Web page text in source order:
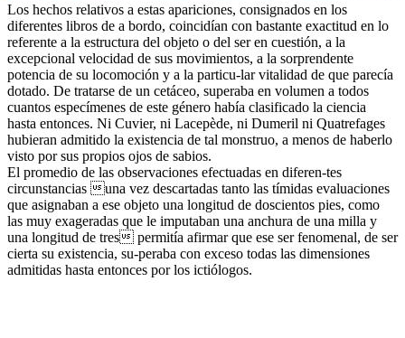
Los hechos relativos a estas apariciones, consignados en los
diferentes libros de a bordo, coincidían con bastante exactitud en lo
referente a la estructura del objeto o del ser en cuestión, a la
excepcional velocidad de sus movimientos, a la sorprendente
potencia de su locomoción y a la particu-lar vitalidad de que parecía
dotado. De tratarse de un cetáceo, superaba en volumen a todos
cuantos especímenes de este género había clasificado la ciencia
hasta entonces. Ni Cuvier, ni Lacepède, ni Dumeril ni Quatrefages
hubieran admitido la existencia de tal monstruo, a menos de haberlo
visto por sus propios ojos de sabios.
El promedio de las observaciones efectuadas en diferen-tes
circunstancias una vez descartadas tanto las tímidas evaluaciones
que asignaban a ese objeto una longitud de doscientos pies, como
las muy exageradas que le imputaban una anchura de una milla y
una longitud de tres permitía afirmar que ese ser fenomenal, de ser
cierta su existencia, su-peraba con exceso todas las dimensiones
admitidas hasta entonces por los ictiólogos.